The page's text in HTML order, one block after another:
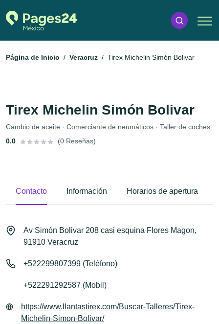
Página de Inicio Veracruz Tirex Michelin Simón Bolivar
Tirex Michelin Simón Bolivar
Cambio de aceite · Comerciante de neumáticos · Taller de coches
0.0
(0 Reseñas)
Contacto Información Horarios de apertura
Av Simón Bolivar 208 casi esquina Flores Magon,
91910 Veracruz
+522299807399 (Teléfono)
+522291292587 (Mobil)
https://www.llantastirex.com/Buscar-Talleres/Tirex-
Michelin-Simon-Bolivar/